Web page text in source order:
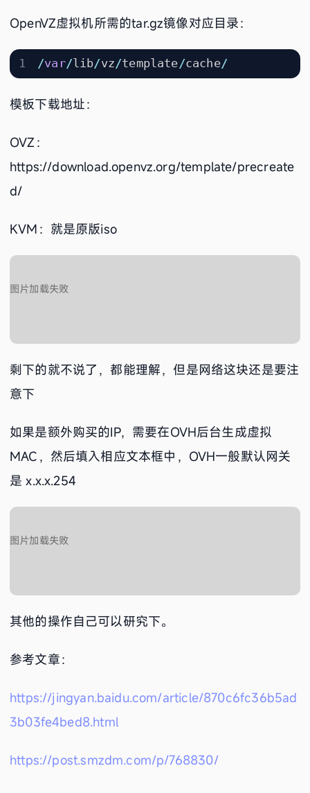
OpenVZ虚拟机所需的tar.gz镜像对应目录：
/var/ lib/vz/template/cache/
模板下载地址：
OVZ：
https://download.openvz.org/template/precreate
d/
KVM：就是原版iso
剩下的就不说了，都能理解，但是网络这块还是要注
意下
如果是额外购买的IP，需要在OVH后台生成虚拟
MAC，然后填入相应文本框中，OVH一般默认网关
是 x.x.x.254
其他的操作自己可以研究下。
参考文章：
https://jingyan.baidu.com/article/870c6fc36b5ad
3b03fe4bed8.html
https://post.smzdm.com/p/768830/